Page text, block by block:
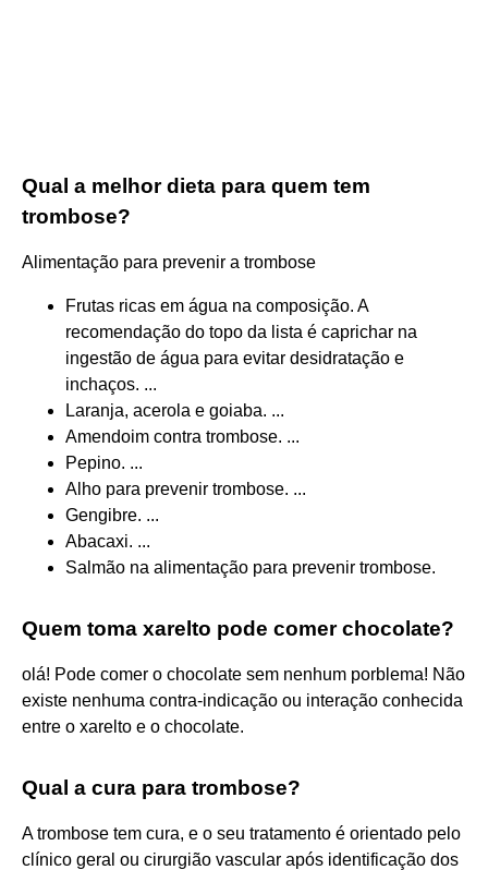
Qual a melhor dieta para quem tem
trombose?
Alimentação para prevenir a trombose
Frutas ricas em água na composição. A
recomendação do topo da lista é caprichar na
ingestão de água para evitar desidratação e
inchaços. ...
Laranja, acerola e goiaba. ...
Amendoim contra trombose. ...
Pepino. ...
Alho para prevenir trombose. ...
Gengibre. ...
Abacaxi. ...
Salmão na alimentação para prevenir trombose.
Quem toma xarelto pode comer chocolate?
olá! Pode comer o chocolate sem nenhum porblema! Não
existe nenhuma contra-indicação ou interação conhecida
entre o xarelto e o chocolate.
Qual a cura para trombose?
A trombose tem cura, e o seu tratamento é orientado pelo
clínico geral ou cirurgião vascular após identificação dos